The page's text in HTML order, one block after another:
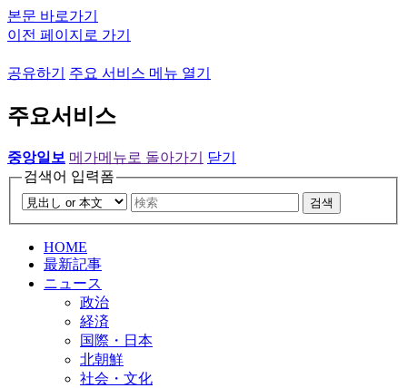
본문 바로가기
이전 페이지로 가기
공유하기 주요 서비스 메뉴 열기
주요서비스
중앙일보 메가메뉴로 돌아가기
닫기
검색어 입력폼
검색
HOME
最新記事
ニュース
政治
経済
国際・日本
北朝鮮
社会・文化